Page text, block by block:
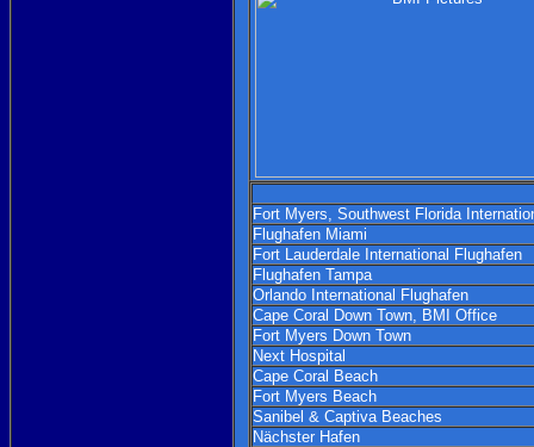
Fort Myers, Southwest Florida
Flughafen Miami
Fort Lauderdale International Flughafen
Flughafen Tampa
Orlando International Flughafen
Cape Coral Down Town, BMI Office
Fort Myers Down Town
Next Hospital
Cape Coral Beach
Fort Myers Beach
Sanibel & Captiva Beaches
Nächster Hafen